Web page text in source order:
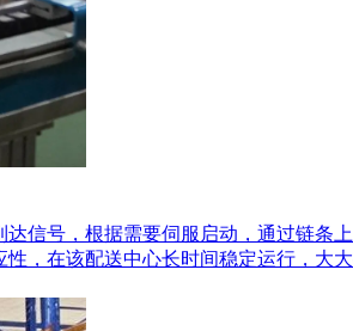
信号，根据需要伺服启动，通过链条
，在该配送中心长时间稳定运行，大大